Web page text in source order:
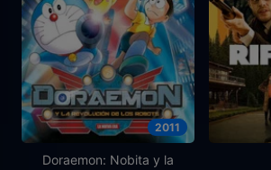
2011
Doraemon: Nobita y la